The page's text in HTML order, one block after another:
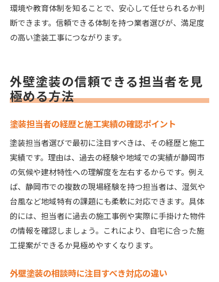
塗装担当者の地域特性への理解度をチェッ
ク
静岡市外壁塗装で選ばれる担当者の共通点
求人から知る地域密着型塗装担当者の育成
塗装の品質を高める担当者の選び方ガイド
塗装の品質に直結する担当者の選定ポイン
ト
外壁塗装の現場管理力を持つ担当者が重要
塗装工程ごとの説明ができる担当者を選ぶ
静岡市で評価される塗装担当者の実例紹介
保証制度やアフターケアの説明力を確認
求人情報も参考にした担当者選びの新常識
要望に寄り添う塗装担当者の提案姿勢を重
環境や教育体制を知ることで、安心して任せられるか判
断できます。信頼できる体制を持つ業者選びが、満足度
の高い塗装工事につながります。
外壁塗装の信頼できる担当者を見
極める方法
塗装担当者の経歴と施工実績の確認ポイント
塗装担当者選びで最初に注目すべきは、その経歴と施工
実績です。理由は、過去の経験や地域での実績が静岡市
の気候や建材特性への理解度を左右するからです。例え
ば、静岡市での複数の現場経験を持つ担当者は、湿気や
台風など地域特有の課題にも柔軟に対応できます。具体
的には、担当者に過去の施工事例や実際に手掛けた物件
の情報を確認しましょう。これにより、自宅に合った施
工提案ができるか見極めやすくなります。
外壁塗装の相談時に注目すべき対応の違い